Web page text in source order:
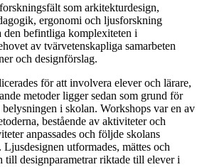
som arkitekturdesign,
ergonomi och ljusforskning
den befintliga komplexiteten i
av tvärvetenskapliga samarbeten
och designförslag.
för att involvera elever och lärare,
metoder ligger sedan som grund för
i skolan. Workshops var en av
bestående av aktiviteter och
anpassades och följde skolans
utformades, mättes och
till designparametrar riktade till elever i